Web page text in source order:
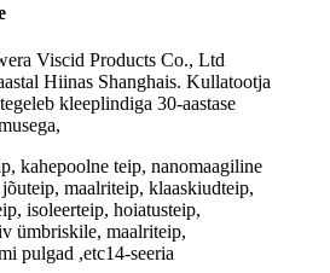
Viscid Products Co., Ltd
Hiinas Shanghais. Kullatootja
kleeplindiga 30-aastase